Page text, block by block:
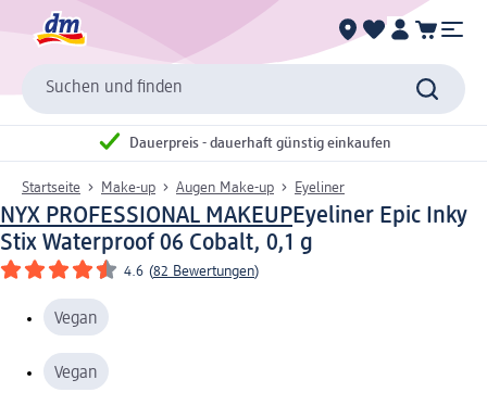
Suchen und finden
Dauerpreis - dauerhaft günstig einkaufen
Startseite Make-up Augen Make-up Eyeliner
NYX PROFESSIONAL MAKEUPEyeliner Epic Inky
Stix Waterproof 06 Cobalt, 0,1 g
4.6 (82 Bewertungen)
Vegan
Vegan